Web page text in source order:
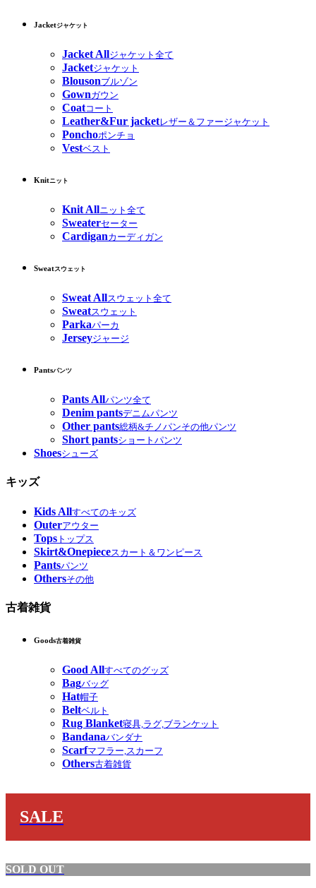
Jacketジャケット
Jacket Allジャケット全て
Jacketジャケット
Blousonブルゾン
Gownガウン
Coatコート
Leather&Fur jacketレザー＆ファージャケット
Ponchoポンチョ
Vestベスト
Knitニット
Knit Allニット全て
Sweaterセーター
Cardiganカーディガン
Sweatスウェット
Sweat Allスウェット全て
Sweatスウェット
Parkaパーカ
Jerseyジャージ
Pantsパンツ
Pants Allパンツ全て
Denim pantsデニムパンツ
Other pants総柄&チノパンその他パンツ
Short pantsショートパンツ
Shoesシューズ
キッズ
Kids Allすべてのキッズ
Outerアウター
Tops トップス
Skirt&Onepieceスカート＆ワンピース
Pantsパンツ
Othersその他
古着雑貨
Goods古着雑貨
Good Allすべてのグッズ
Bagバッグ
Hat帽子
Beltベルト
Rug Blanket寝具,ラグ,ブランケット
Bandanaバンダナ
Scarfマフラー,スカーフ
Others古着雑貨
SALE
SOLD OUT